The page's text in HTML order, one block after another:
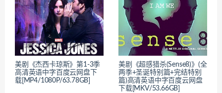
美剧《杰西卡琼斯》第1-3季
高清英语中字百度云网盘下
载[MP4/1080P/63.78GB]
美剧《超感猎杀(Sense8)》(全
两季+圣诞特别篇+完结特别
篇)高清英语中字百度云网盘
下载[MKV/53.66GB]